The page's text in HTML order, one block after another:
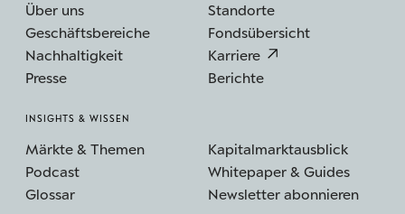
Über uns
Standorte
Geschäftsbereiche
Fondsübersicht
Nachhaltigkeit
Karriere
Presse
Berichte
INSIGHTS & WISSEN
Märkte & Themen
Kapitalmarktausblick
Podcast
Whitepaper & Guides
Glossar
Newsletter abonnieren